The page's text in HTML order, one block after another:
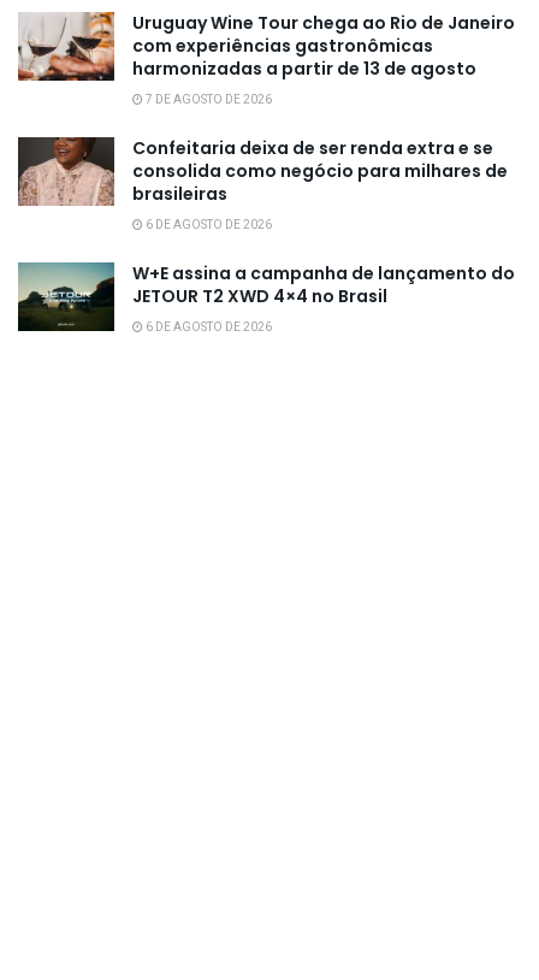
Uruguay Wine Tour chega ao Rio de Janeiro
com experiências gastronômicas
harmonizadas a partir de 13 de agosto
7 DE AGOSTO DE 2026
Confeitaria deixa de ser renda extra e se
consolida como negócio para milhares de
brasileiras
6 DE AGOSTO DE 2026
W+E assina a campanha de lançamento do
JETOUR T2 XWD 4×4 no Brasil
6 DE AGOSTO DE 2026